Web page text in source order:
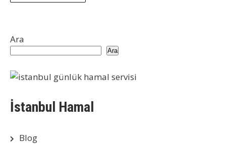
Ara
Ara
İstanbul Hamal
Blog